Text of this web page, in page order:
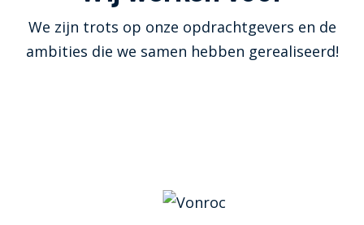
We zijn trots op onze opdrachtgevers en de
ambities die we samen hebben gerealiseerd!